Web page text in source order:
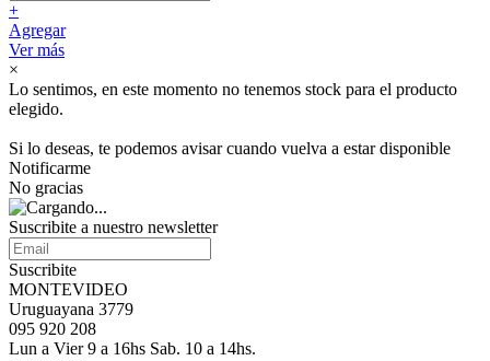
+
Agregar
Ver más
×
Lo sentimos, en este momento no tenemos stock para el producto
elegido.
Si lo deseas, te podemos avisar cuando vuelva a estar disponible
Notificarme
No gracias
Suscribite a nuestro newsletter
Suscribite
MONTEVIDEO
Uruguayana 3779
095 920 208
Lun a Vier 9 a 16hs Sab. 10 a 14hs.